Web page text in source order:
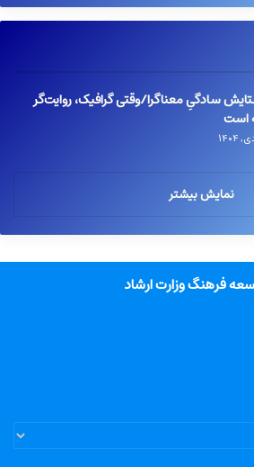
سادگیِ معناگرا/وقتی گرافیک، روایت‌گر
است
نمایش بیشتر
فرهنگ وزارت ارشاد